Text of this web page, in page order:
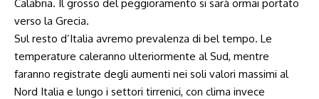
Calabria. Il grosso del peggioramento si sarà ormai portato
verso la Grecia.
Sul resto d’Italia avremo prevalenza di bel tempo. Le
temperature caleranno ulteriormente al Sud, mentre
faranno registrate degli aumenti nei soli valori massimi al
Nord Italia e lungo i settori tirrenici, con clima invece